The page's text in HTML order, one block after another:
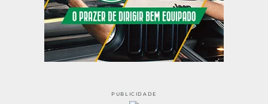
PUBLICIDADE